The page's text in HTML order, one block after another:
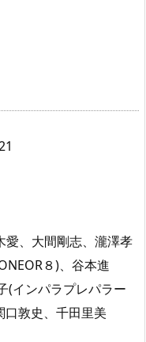
愛、大間剛志、瀧澤孝
８)、谷本進
(インパラプレパラー
口敦史、千田里美